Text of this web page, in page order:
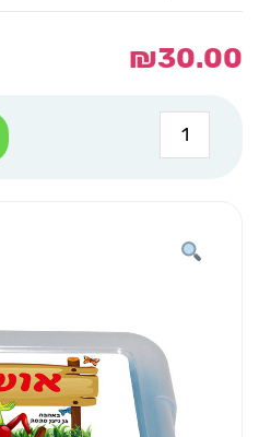
₪30.00
כמות
של
קופסאת